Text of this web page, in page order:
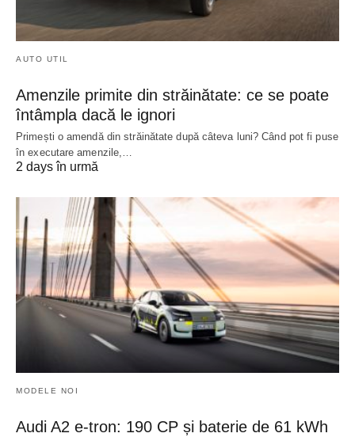
AUTO UTIL
Amenzile primite din străinătate: ce se poate
întâmpla dacă le ignori
Primești o amendă din străinătate după câteva luni? Când pot fi puse
în executare amenzile,…
2 days în urmă
MODELE NOI
Audi A2 e-tron: 190 CP și baterie de 61 kWh